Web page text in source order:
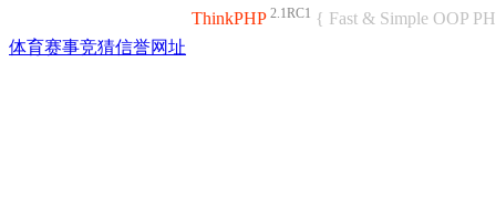
ThinkPHP 2.1RC1 { Fast & Simple OOP
体育赛事竞猜信誉网址